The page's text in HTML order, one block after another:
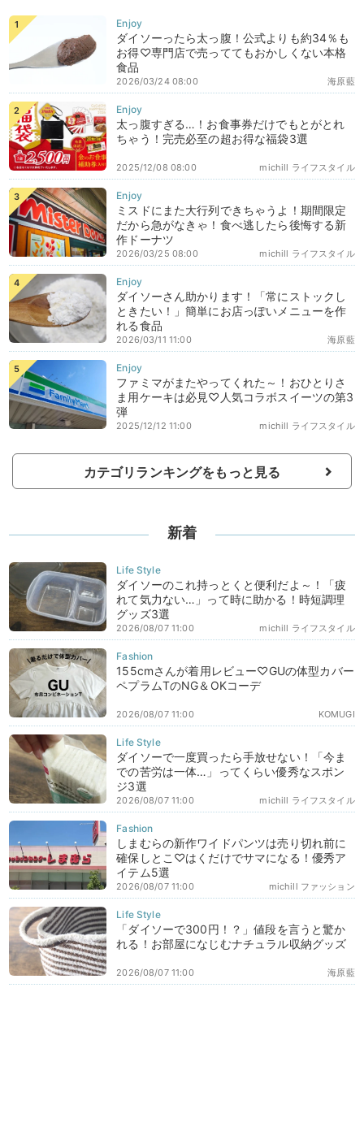
ダイソーったら太っ腹！公式よりも約34％も
お得♡専門店で売っててもおかしくない本格
食品
海原藍
2026/03/24 08:00
太っ腹すぎる…！お食事券だけでもとがとれ
ちゃう！完売必至の超お得な福袋3選
michill ライフスタイル
2025/12/08 08:00
ミスドにまた大行列できちゃうよ！期間限定
だから急がなきゃ！食べ逃したら後悔する新
作ドーナツ
michill ライフスタイル
2026/03/25 08:00
ダイソーさん助かります！「常にストックし
ときたい！」簡単にお店っぽいメニューを作
れる食品
海原藍
2026/03/11 11:00
ファミマがまたやってくれた～！おひとりさ
ま用ケーキは必見♡人気コラボスイーツの第3
弾
michill ライフスタイル
2025/12/12 11:00
カテゴリランキングをもっと見る
新着
ダイソーのこれ持っとくと便利だよ～！「疲
れて気力ない…」って時に助かる！時短調理
グッズ3選
michill ライフスタイル
2026/08/07 11:00
155cmさんが着用レビュー♡GUの体型カバー
ペプラムTのNG＆OKコーデ
KOMUGI
2026/08/07 11:00
ダイソーで一度買ったら手放せない！「今ま
での苦労は一体…」ってくらい優秀なスポン
ジ3選
michill ライフスタイル
2026/08/07 11:00
しまむらの新作ワイドパンツは売り切れ前に
確保しとこ♡はくだけでサマになる！優秀ア
イテム5選
michill ファッション
2026/08/07 11:00
「ダイソーで300円！？」値段を言うと驚か
れる！お部屋になじむナチュラル収納グッズ
海原藍
2026/08/07 11:00